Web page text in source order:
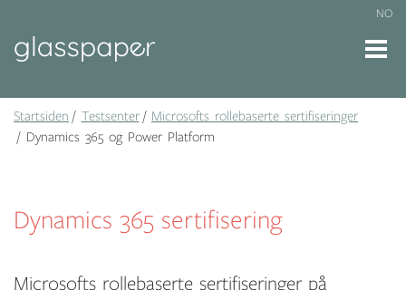
NO
Startsiden Testsenter
Microsofts rollebaserte sertifiseringer
Dynamics 365 og Power Platform
Dynamics 365 sertifisering
Microsofts rollebaserte sertifiseringer på